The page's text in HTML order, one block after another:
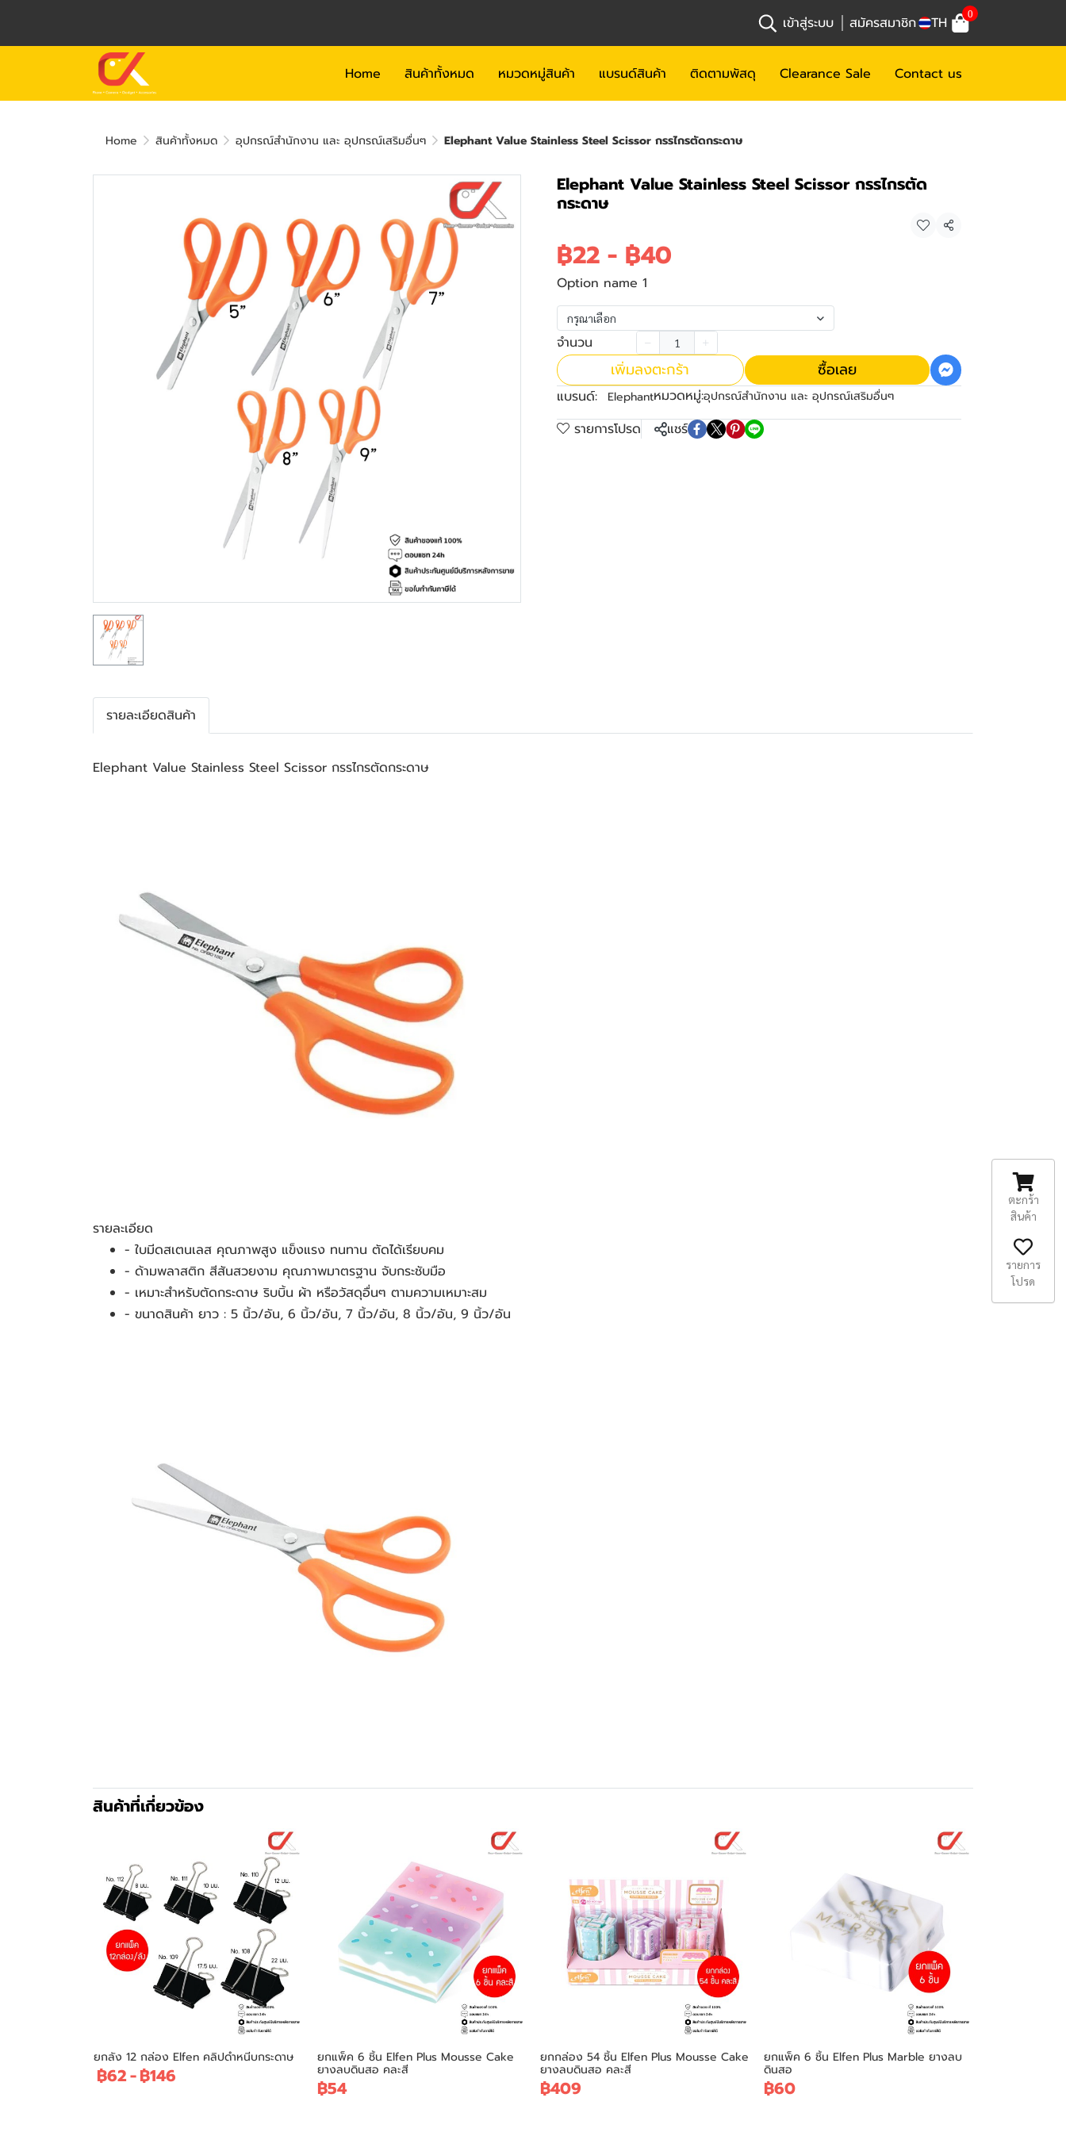
เข้าสู่ระบบ สมัครสมาชิก TH 0
Home สินค้าทั้งหมด หมวดหมู่สินค้า แบรนด์สินค้า ติดตามพัสดุ Clearance Sale Contact us
Home สินค้าทั้งหมด อุปกรณ์สำนักงาน และ อุปกรณ์เสริมอื่นๆ Elephant Value Stainless Steel Scissor กรรไกรตัดกระดาษ
Elephant Value Stainless Steel Scissor กรรไกรตัด
กระดาษ
แชร์
฿22 - ฿40
Option name 1
กรุณาเลือก
จำนวน
เพิ่มลงตะกร้า ซื้อเลย
แบรนด์: Elephantหมวดหมู่:อุปกรณ์สำนักงาน และ อุปกรณ์เสริมอื่นๆ
รายการโปรด แชร์
รายละเอียดสินค้า
Elephant Value Stainless Steel Scissor กรรไกรตัดกระดาษ
รายละเอียด
- ใบมีดสเตนเลส คุณภาพสูง แข็งแรง ทนทาน ตัดได้เรียบคม
- ด้ามพลาสติก สีสันสวยงาม คุณภาพมาตรฐาน จับกระชับมือ
- เหมาะสำหรับตัดกระดาษ ริบบิ้น ผ้า หรือวัสดุอื่นๆ ตามความเหมาะสม
- ขนาดสินค้า ยาว : 5 นิ้ว/อัน, 6 นิ้ว/อัน, 7 นิ้ว/อัน, 8 นิ้ว/อัน, 9 นิ้ว/อัน
สินค้าที่เกี่ยวข้อง
ยกลัง 12 กล่อง Elfen คลิปดำหนีบกระดาษ
฿62-฿146
ยกแพ็ค 6 ชิ้น Elfen Plus Mousse Cake
ยางลบดินสอ คละสี
฿54
ยกกล่อง 54 ชิ้น Elfen Plus Mousse Cake
ยางลบดินสอ คละสี
฿409
ยกแพ็ค 6 ชิ้น Elfen Plus Marble ยางลบ
ดินสอ
฿60
ตะกร้า
สินค้า
รายการ
โปรด